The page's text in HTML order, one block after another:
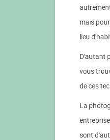
mais
lieu
D'autant
vous
de ces
La
sont